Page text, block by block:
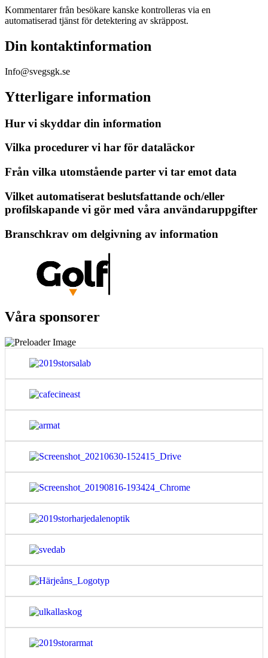
Kommentarer från besökare kanske kontrolleras via en
automatiserad tjänst för detektering av skräppost.
Din kontaktinformation
Info@svegsgk.se
Ytterligare information
Hur vi skyddar din information
Vilka procedurer vi har för dataläckor
Från vilka utomstående parter vi tar emot data
Vilket automatiserat beslutsfattande och/eller
profilskapande vi gör med våra användaruppgifter
Branschkrav om delgivning av information
Våra sponsorer